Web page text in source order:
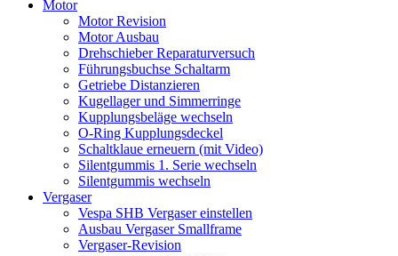
Motor
Motor Revision
Motor Ausbau
Drehschieber Reparaturversuch
Führungsbuchse Schaltarm
Getriebe Distanzieren
Kugellager und Simmerringe
Kupplungsbeläge wechseln
O-Ring Kupplungsdeckel
Schaltklaue erneuern (mit Video)
Silentgummis 1. Serie wechseln
Silentgummis wechseln
Vergaser
Vespa SHB Vergaser einstellen
Ausbau Vergaser Smallframe
Vergaser-Revision